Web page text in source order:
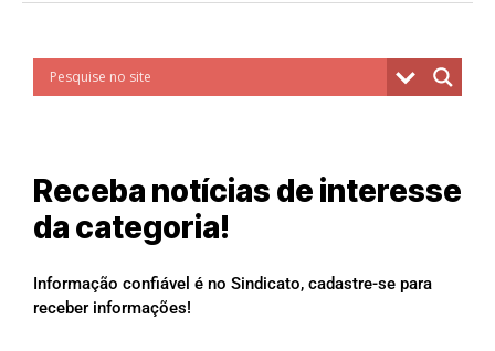
Receba notícias de interesse
da categoria!
Informação confiável é no Sindicato, cadastre-se para
receber informações!